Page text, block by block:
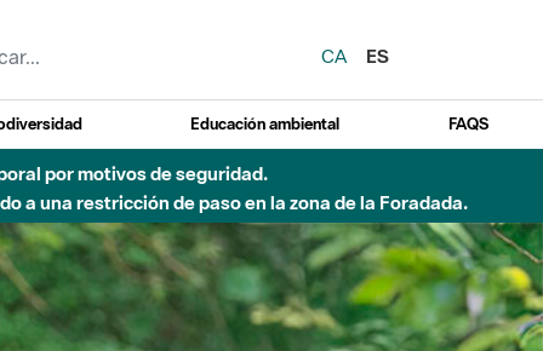
CA
ES
Educación ambiental FAQS
por motivos de seguridad.
a una restricción de paso en la zona de la Foradada.